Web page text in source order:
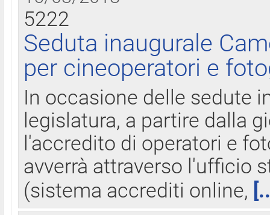
5222
Seduta inaugurale
per cineoperatori e
In occasione delle sedute
legislatura, a partire dalla
l'accredito di operatori e
avverrà attraverso l'ufficio
(sistema accrediti online,